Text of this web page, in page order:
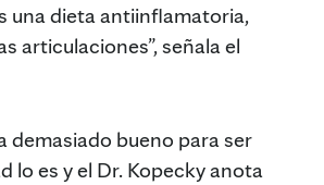
una dieta antiinflamatoria,
articulaciones”, señala el
demasiado bueno para ser
lo es y el Dr. Kopecky anota